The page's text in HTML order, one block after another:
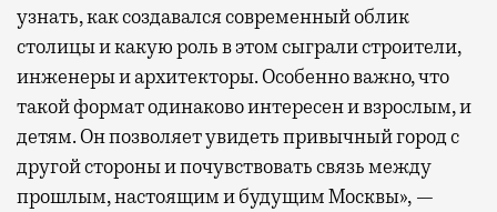
узнать, как создавался современный облик
столицы и какую роль в этом сыграли строители,
инженеры и архитекторы. Особенно важно, что
такой формат одинаково интересен и взрослым, и
детям. Он позволяет увидеть привычный город с
другой стороны и почувствовать связь между
прошлым, настоящим и будущим Москвы», —